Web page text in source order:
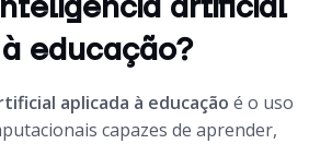
artificial
educação?
aplicada à educação é o uso
capazes de aprender,